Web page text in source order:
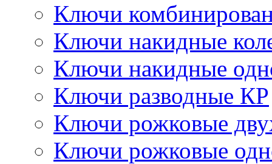
Ключи
Ключи накидные
Ключи накидные
Ключи разводные КР
Ключи рожковые
Ключи рожковые